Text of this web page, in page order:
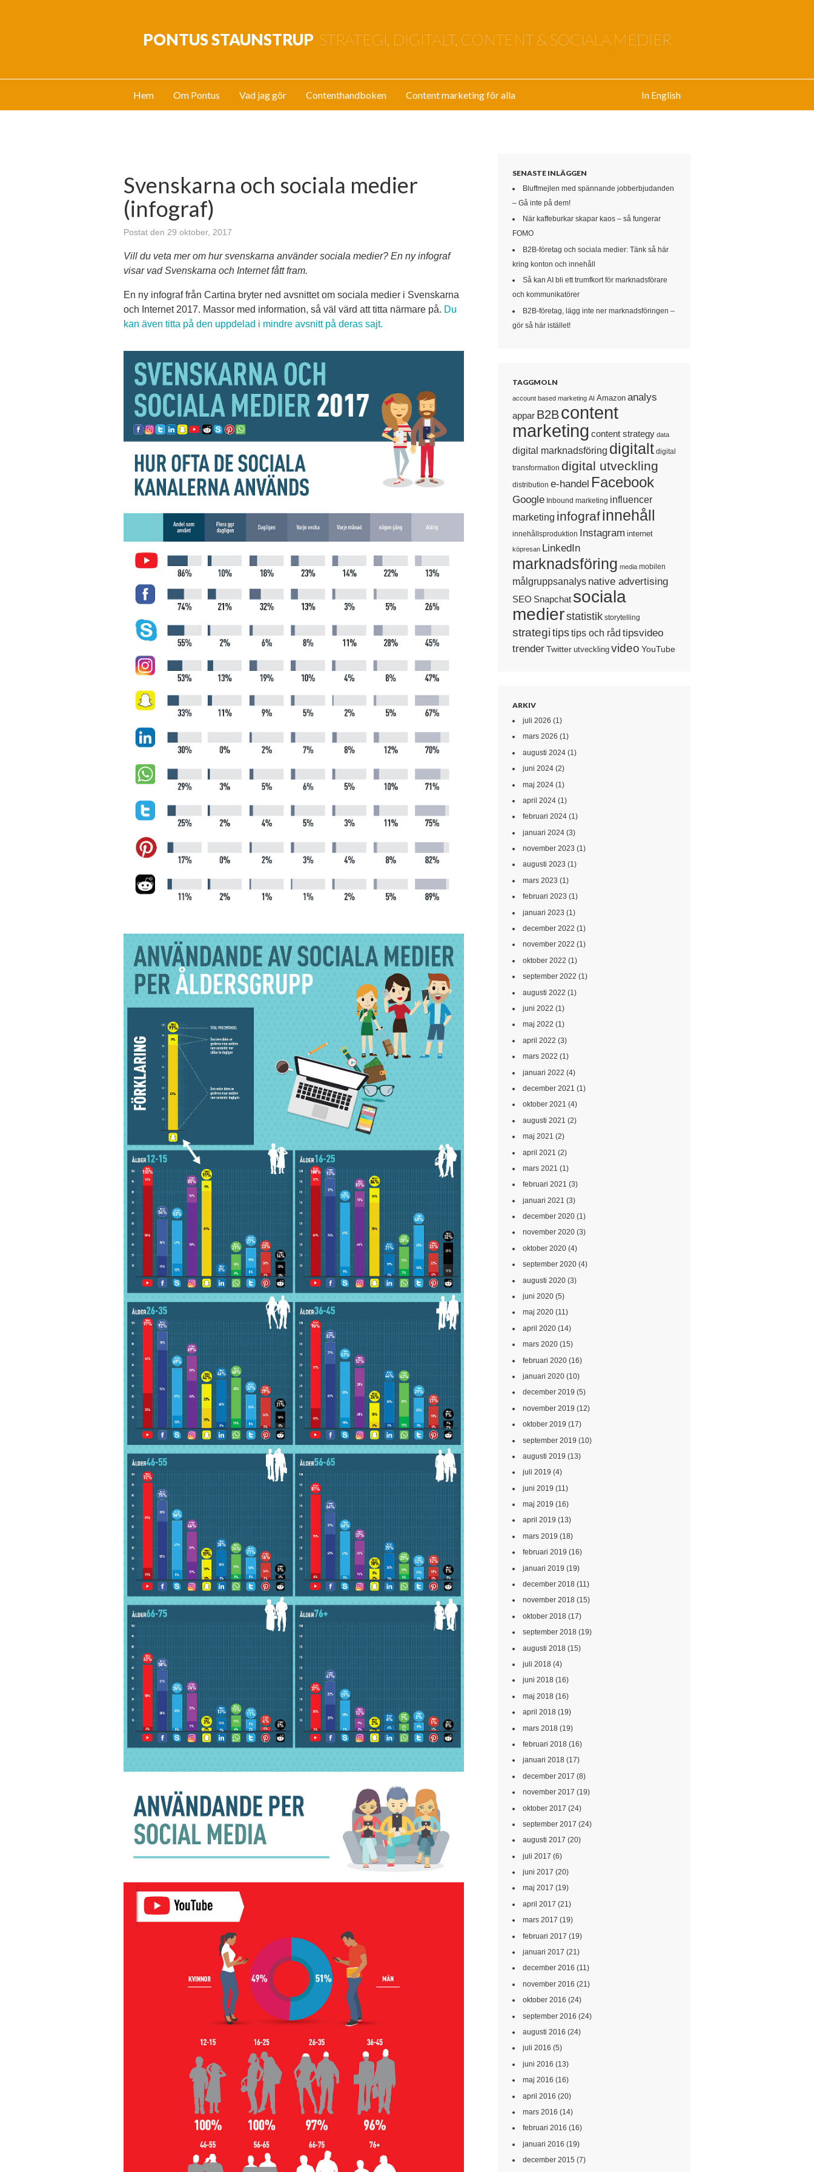
PONTUS STAUNSTRUP STRATEGI, DIGITALT, CONTENT & SOCIALA MEDIER
Hem Om Pontus Vad jag gör Contenthandboken Content marketing för alla In English
Svenskarna och sociala medier
(infograf)
Postat den 29 oktober, 2017
Vill du veta mer om hur svenskarna använder sociala medier? En ny infograf
visar vad Svenskarna och Internet fått fram.
En ny infograf från Cartina bryter ned avsnittet om sociala medier i Svenskarna
och Internet 2017. Massor med information, så väl värd att titta närmare på. Du
kan även titta på den uppdelad i mindre avsnitt på deras sajt.
SENASTE INLÄGGEN
Bluffmejlen med spännande jobberbjudanden
– Gå inte på dem!
När kaffeburkar skapar kaos – så fungerar
FOMO
B2B-företag och sociala medier: Tänk så här
kring konton och innehåll
Så kan AI bli ett trumfkort för marknadsförare
och kommunikatörer
B2B-företag, lägg inte ner marknadsföringen –
gör så här istället!
TAGGMOLN
account based marketing AI Amazon analys
appar B2Bcontent
marketing content strategy data
digital marknadsföring digitalt digital
transformation digital utveckling
distribution e-handel Facebook
Google Inbound marketing influencer
marketing infografinnehåll
innehållsproduktion Instagram internet
köpresan LinkedIn
marknadsföring media mobilen
målgruppsanalys native advertising
SEO Snapchat sociala
medierstatistik storytelling
strategi tipstips och råd tipsvideo
trender Twitter utveckling video YouTube
ARKIV
juli 2026 (1)
mars 2026 (1)
augusti 2024(1)
juni 2024(2)
maj 2024(1)
april 2024(1)
februari 2024(1)
januari 2024(3)
november 2023 (1)
augusti 2023 (1)
mars 2023 (1)
februari 2023 (1)
januari 2023 (1)
december 2022 (1)
november 2022 (1)
oktober 2022 (1)
september 2022 (1)
augusti 2022 (1)
juni 2022 (1)
maj 2022 (1)
april 2022 (3)
mars 2022 (1)
januari 2022 (4)
december 2021 (1)
oktober 2021 (4)
augusti 2021 (2)
maj 2021 (2)
april 2021 (2)
mars 2021 (1)
februari 2021 (3)
januari 2021 (3)
december 2020(1)
november 2020(3)
oktober 2020(4)
september 2020(4)
augusti 2020(3)
juni 2020(5)
maj 2020(11)
april 2020(14)
mars 2020(15)
februari 2020(16)
januari 2020(10)
december 2019 (5)
november 2019 (12)
oktober 2019 (17)
september 2019 (10)
augusti 2019 (13)
juli 2019 (4)
juni 2019 (11)
maj 2019 (16)
april 2019 (13)
mars 2019 (18)
februari 2019 (16)
januari 2019 (19)
december 2018(11)
november 2018(15)
oktober 2018(17)
september 2018(19)
augusti 2018(15)
juli 2018(4)
juni 2018(16)
maj 2018(16)
april 2018(19)
mars 2018(19)
februari 2018(16)
januari 2018(17)
december 2017 (8)
november 2017 (19)
oktober 2017 (24)
september 2017 (24)
augusti 2017 (20)
juli 2017 (6)
juni 2017 (20)
maj 2017 (19)
april 2017 (21)
mars 2017 (19)
februari 2017 (19)
januari 2017 (21)
december 2016 (11)
november 2016 (21)
oktober 2016 (24)
september 2016 (24)
augusti 2016 (24)
juli 2016 (5)
juni 2016 (13)
maj 2016 (16)
april 2016 (20)
mars 2016 (14)
februari 2016 (16)
januari 2016 (19)
december 2015 (7)